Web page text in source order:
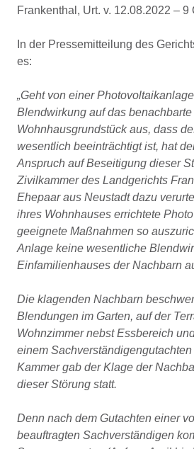
Frankenthal, Urt. v. 12.08.2022 – 9
In der Pressemitteilung des
es:
„Geht von einer
Blendwirkung auf das benachbarte
Wohnhausgrundstück aus, dass
wesentlich beeinträchtigt ist, hat
Anspruch auf Beseitigung dieser
Zivilkammer des Landgerichts
Ehepaar aus Neustadt dazu
ihres Wohnhauses errichtete
geeignete Maßnahmen so
Anlage keine wesentliche
Einfamilienhauses der Nachbarn
Die klagenden Nachbarn
Blendungen im Garten, auf der
Wohnzimmer nebst Essbereich
einem
Kammer gab der Klage der
dieser Störung statt.
Denn nach dem Gutachten einer
beauftragten Sachverständigen